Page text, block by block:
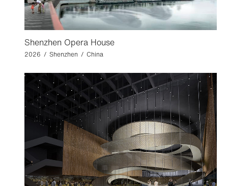
Shenzhen Opera House
2026 / Shenzhen / China